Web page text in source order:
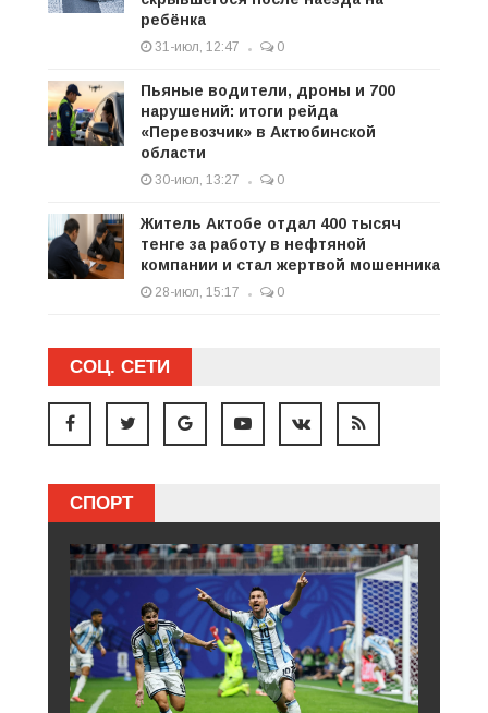
ребёнка
31-июл, 12:47 0
Пьяные водители, дроны и 700
нарушений: итоги рейда
«Перевозчик» в Актюбинской
области
30-июл, 13:27 0
Житель Актобе отдал 400 тысяч
тенге за работу в нефтяной
компании и стал жертвой мошенника
28-июл, 15:17 0
СОЦ. СЕТИ
СПОРТ